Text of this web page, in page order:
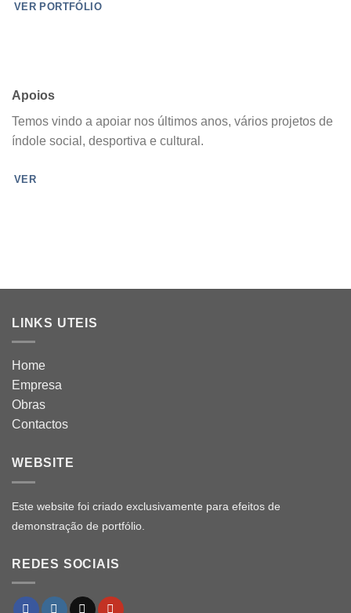
VER PORTFÓLIO
Apoios
Temos vindo a apoiar nos últimos anos, vários projetos de
índole social, desportiva e cultural.
VER
LINKS UTEIS
Home
Empresa
Obras
Contactos
WEBSITE
Este website foi criado exclusivamente para efeitos de
demonstração de portfólio.
REDES SOCIAIS